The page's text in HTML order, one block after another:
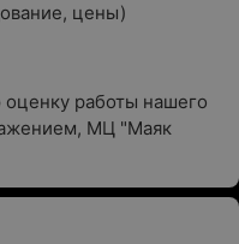
цены)
работы нашего
МЦ "Маяк